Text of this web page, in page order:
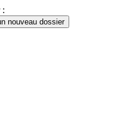
:
nouveau dossier